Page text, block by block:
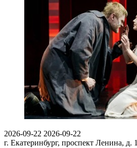
2026-09-22 2026-09-22
г. Екатеринбург, проспект Ленина, д. 1